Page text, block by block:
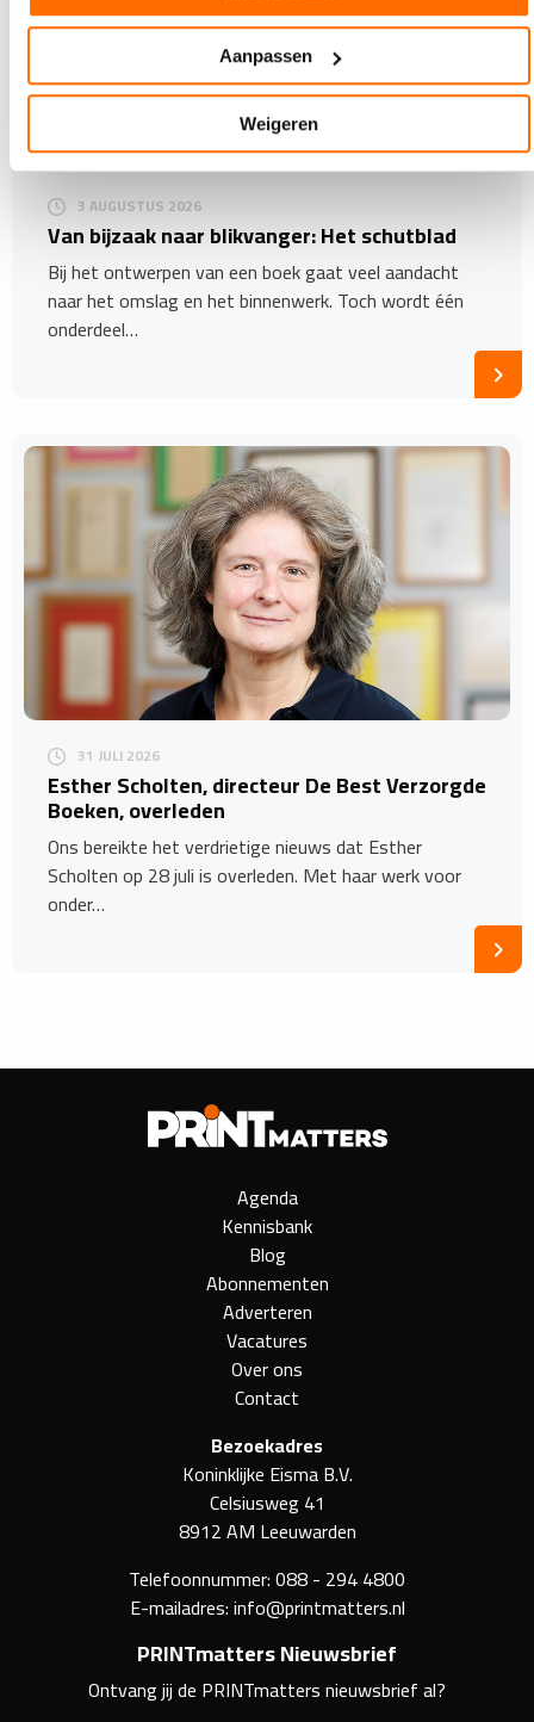
Aanpassen
Weigeren
3 AUGUSTUS 2026
Van bijzaak naar blikvanger: Het schutblad
Bij het ontwerpen van een boek gaat veel aandacht
naar het omslag en het binnenwerk. Toch wordt één
onderdeel…
31 JULI 2026
Esther Scholten, directeur De Best Verzorgde
Boeken, overleden
Ons bereikte het verdrietige nieuws dat Esther
Scholten op 28 juli is overleden. Met haar werk voor
onder…
Agenda
Kennisbank
Blog
Abonnementen
Adverteren
Vacatures
Over ons
Contact
Bezoekadres
Koninklijke Eisma B.V.
Celsiusweg 41
8912 AM Leeuwarden
Telefoonnummer:088 - 294 4800
E-mailadres:info@printmatters.nl
PRINTmatters Nieuwsbrief
Ontvang jij de PRINTmatters nieuwsbrief al?